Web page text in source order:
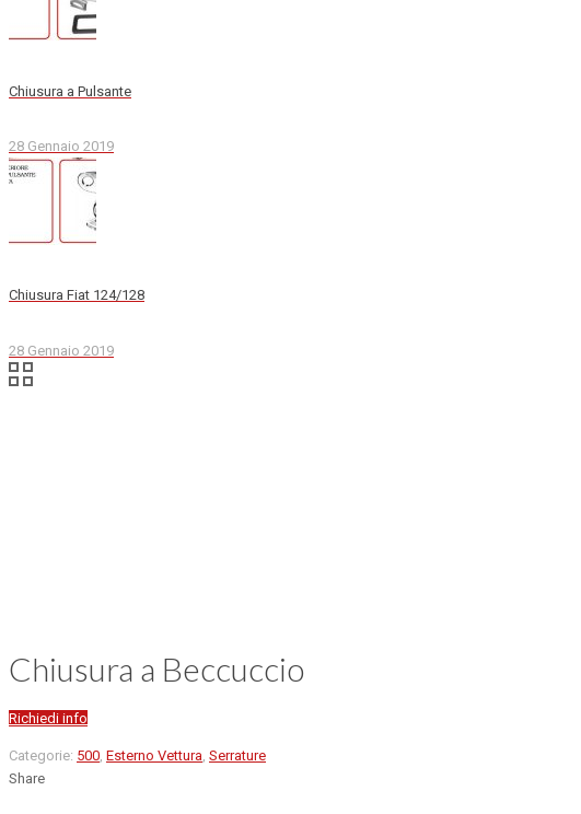
Chiusura a Pulsante
28 Gennaio 2019
Chiusura Fiat 124/128
28 Gennaio 2019
Chiusura a Beccuccio
Richiedi info
Categorie: 500 Esterno Vettura Serrature
Share